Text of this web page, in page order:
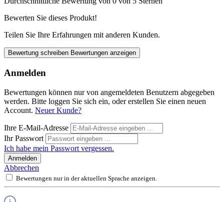
Bewerten Sie dieses Produkt!
Teilen Sie Ihre Erfahrungen mit anderen Kunden.
Bewertung schreiben Bewertungen anzeigen
Anmelden
Bewertungen können nur von angemeldeten Benutzern abgegeben
werden. Bitte loggen Sie sich ein, oder erstellen Sie einen neuen
Account. Neuer Kunde?
Ihre E-Mail-Adresse
Ihr Passwort
Ich habe mein Passwort vergessen.
Anmelden
Abbrechen
Bewertungen nur in der aktuellen Sprache anzeigen.